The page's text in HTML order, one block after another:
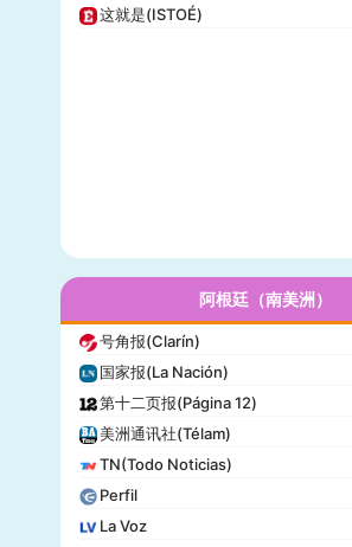
纽约每日新闻(New York Daily News)
迈阿密先驱报(Miami Herald)
这就是(ISTOÉ)
阿根廷（南美洲）
号角报(Clarín)
国家报(La Nación)
第十二页报(Página 12)
美洲通讯社(Télam)
TN(Todo Noticias)
Perfil
La Voz